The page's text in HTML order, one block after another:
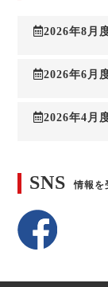
2026年8月
2026年6月
2026年4月
SNS 情報を